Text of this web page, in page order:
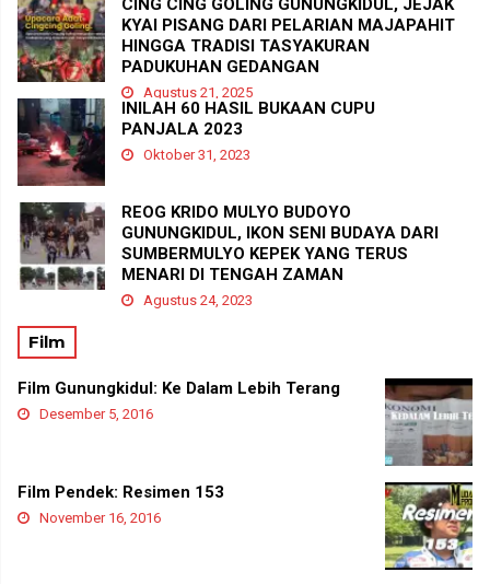
CING CING GOLING GUNUNGKIDUL, JEJAK
KYAI PISANG DARI PELARIAN MAJAPAHIT
HINGGA TRADISI TASYAKURAN
PADUKUHAN GEDANGAN
Agustus 21, 2025
INILAH 60 HASIL BUKAAN CUPU
PANJALA 2023
Oktober 31, 2023
REOG KRIDO MULYO BUDOYO
GUNUNGKIDUL, IKON SENI BUDAYA DARI
SUMBERMULYO KEPEK YANG TERUS
MENARI DI TENGAH ZAMAN
Agustus 24, 2023
Film
Film Gunungkidul: Ke Dalam Lebih Terang
Desember 5, 2016
Film Pendek: Resimen 153
November 16, 2016